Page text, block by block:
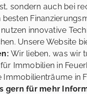
sondern auch bei
innovative
Unsere Website
Wir lieben, was wir
Immobilien in
Immobilienträume in
gern für mehr